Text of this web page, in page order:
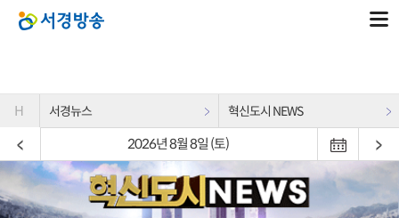
H 서경뉴스 혁신도시 NEWS
2026년 8월 8일 (토)